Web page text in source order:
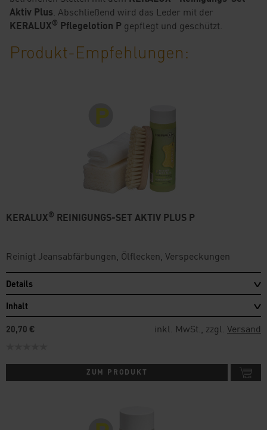
Aktiv Plus . Abschließend wird das Leder mit der
KERALUX® Pflegelotion P gepflegt und geschützt.
Produkt-Empfehlungen:
KERALUX® REINIGUNGS-SET AKTIV PLUS P
Reinigt Jeansabfärbungen, Ölflecken, Verspeckungen
Details
Inhalt
20,70 €
inkl. MwSt., zzgl. Versand
ZUM PRODUKT